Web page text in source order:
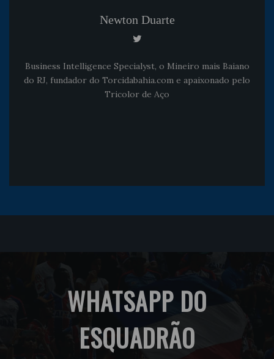
Newton Duarte
Business Intelligence Specialyst, o Mineiro mais Baiano
do RJ, fundador do Torcidabahia.com e apaixonado pelo
Tricolor de Aço
WHATSAPP DO
ESQUADRÃO